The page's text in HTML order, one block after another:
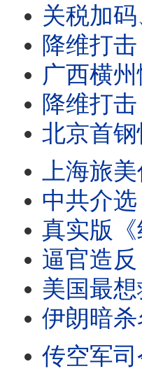
关税加码、油价暴涨，
降维打击！美军炸不
广西横州惨死1.7万
降维打击！贝森特
北京首钢惊天惨案
上海旅美作家程
中共介选！川普怒火烧
真实版《绝命毒师
逼官造反？王岐山
美国最想救的人质！华
伊朗暗杀名单首杀？最
传空军司令心梗猝死！军